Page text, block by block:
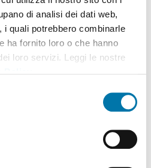
di analisi dei dati web,
i quali potrebbero combinarle
ha fornito loro o che hanno
loro servizi. Leggi le nostre